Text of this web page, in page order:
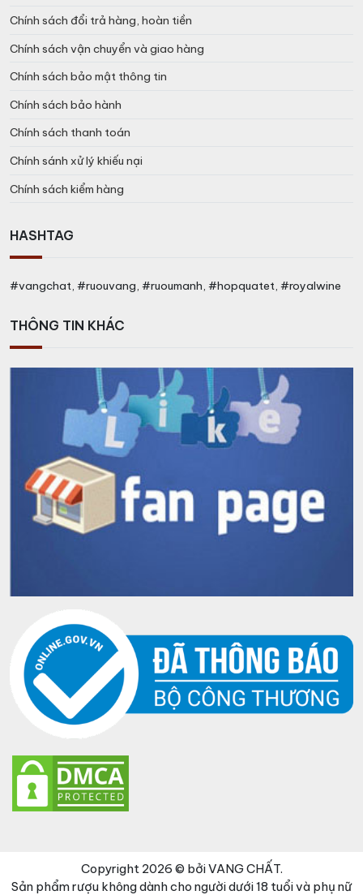
Chính sách đổi trả hàng, hoàn tiền
Chính sách vận chuyển và giao hàng
Chính sách bảo mật thông tin
Chính sách bảo hành
Chính sách thanh toán
Chính sánh xử lý khiếu nại
Chính sách kiểm hàng
HASHTAG
#vangchat, #ruouvang, #ruoumanh, #hopquatet, #royalwine
THÔNG TIN KHÁC
Copyright 2026 © bởi VANG CHẤT.
Sản phẩm rượu không dành cho người dưới 18 tuổi và phụ nữ